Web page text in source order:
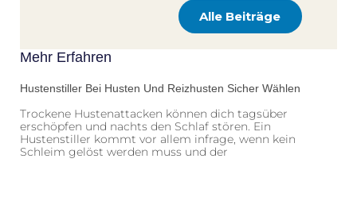
Alle Beiträge
Mehr Erfahren
Hustenstiller Bei Husten Und Reizhusten Sicher Wählen
Trockene Hustenattacken können dich tagsüber
erschöpfen und nachts den Schlaf stören. Ein
Hustenstiller kommt vor allem infrage, wenn kein
Schleim gelöst werden muss und der